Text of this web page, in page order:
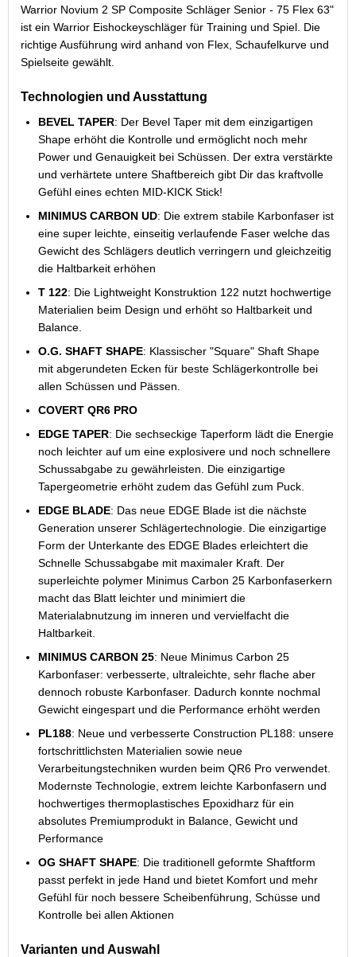
Warrior Novium 2 SP Composite Schläger Senior - 75 Flex 63"
ist ein Warrior Eishockeyschläger für Training und Spiel. Die
richtige Ausführung wird anhand von Flex, Schaufelkurve und
Spielseite gewählt.
Technologien und Ausstattung
BEVEL TAPER: Der Bevel Taper mit dem einzigartigen
Shape erhöht die Kontrolle und ermöglicht noch mehr
Power und Genauigkeit bei Schüssen. Der extra verstärkte
und verhärtete untere Shaftbereich gibt Dir das kraftvolle
Gefühl eines echten MID-KICK Stick!
MINIMUS CARBON UD: Die extrem stabile Karbonfaser ist
eine super leichte, einseitig verlaufende Faser welche das
Gewicht des Schlägers deutlich verringern und gleichzeitig
die Haltbarkeit erhöhen
T 122: Die Lightweight Konstruktion 122 nutzt hochwertige
Materialien beim Design und erhöht so Haltbarkeit und
Balance.
O.G. SHAFT SHAPE: Klassischer "Square" Shaft Shape
mit abgerundeten Ecken für beste Schlägerkontrolle bei
allen Schüssen und Pässen.
COVERT QR6 PRO
EDGE TAPER: Die sechseckige Taperform lädt die Energie
noch leichter auf um eine explosivere und noch schnellere
Schussabgabe zu gewährleisten. Die einzigartige
Tapergeometrie erhöht zudem das Gefühl zum Puck.
EDGE BLADE: Das neue EDGE Blade ist die nächste
Generation unserer Schlägertechnologie. Die einzigartige
Form der Unterkante des EDGE Blades erleichtert die
Schnelle Schussabgabe mit maximaler Kraft. Der
superleichte polymer Minimus Carbon 25 Karbonfaserkern
macht das Blatt leichter und minimiert die
Materialabnutzung im inneren und vervielfacht die
Haltbarkeit.
MINIMUS CARBON 25: Neue Minimus Carbon 25
Karbonfaser: verbesserte, ultraleichte, sehr flache aber
dennoch robuste Karbonfaser. Dadurch konnte nochmal
Gewicht eingespart und die Performance erhöht werden
PL188: Neue und verbesserte Construction PL188: unsere
fortschrittlichsten Materialien sowie neue
Verarbeitungstechniken wurden beim QR6 Pro verwendet.
Modernste Technologie, extrem leichte Karbonfasern und
hochwertiges thermoplastisches Epoxidharz für ein
absolutes Premiumprodukt in Balance, Gewicht und
Performance
OG SHAFT SHAPE: Die traditionell geformte Shaftform
passt perfekt in jede Hand und bietet Komfort und mehr
Gefühl für noch bessere Scheibenführung, Schüsse und
Kontrolle bei allen Aktionen
Varianten und Auswahl